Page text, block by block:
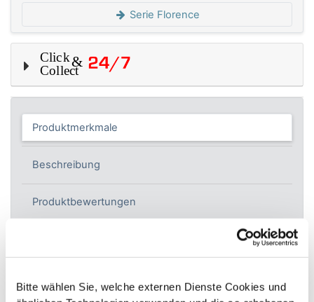
Bitte wählen Sie, welche externen Dienste Cookies und
Serie Florence
Produktmerkmale
Beschreibung
Produktbewertungen
Allgemeine Daten